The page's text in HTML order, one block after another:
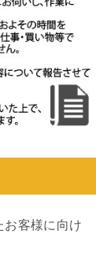
客様に向け